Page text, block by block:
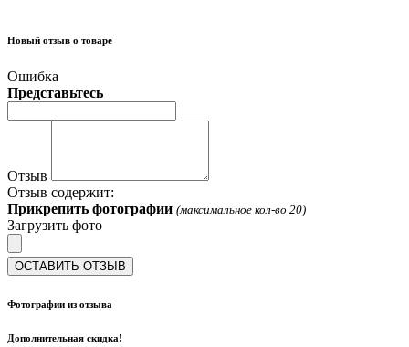
Новый отзыв о товаре
Ошибка
Представьтесь
Отзыв
Отзыв содержит:
Прикрепить фотографии (максимальное кол-во 20)
Загрузить фото
ОСТАВИТЬ ОТЗЫВ
Фотографии из отзыва
Дополнительная скидка!